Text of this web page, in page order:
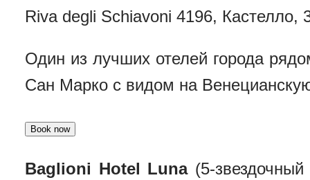
Riva degli Schiavoni 4196, Кастелло,
Один из лучших отелей города
Сан Марко с видом на
Baglioni Hotel Luna(5-